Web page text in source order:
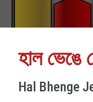
হাল ভেঙে
Hal Bhenge